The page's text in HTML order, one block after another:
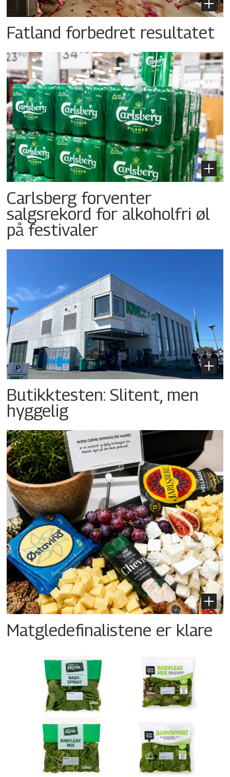
Fatland forbedret resultatet
Carlsberg forventer
salgsrekord for alkoholfri øl
på festivaler
Butikktesten: Slitent, men
hyggelig
Matgledefinalistene er klare